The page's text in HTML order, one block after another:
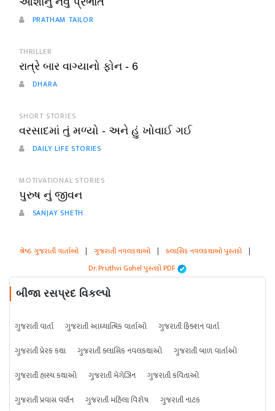
PRATHAM TAILOR
THRILLER
રાત્રે બાર વાગ્યાનો ફોન - 6
DHARA
SHORT STORIES
વરસાદમાં તું મળ્યો - અને હું ખોવાઈ ગઈ
DAILY LIFE STORIES
MOTIVATIONAL STORIES
પુરુષ નું જીવન
SANJAY SHETH
શ્રેષ્ઠ ગુજરાતી વાર્તાઓ | ગુજરાતી નવલકથાઓ | ક્લાસિક નવલકથાઓ પુસ્તકો |
Dr. Pruthvi Gohel પુસ્તકો PDF
બીજા રસપ્રદ વિકલ્પો
ગુજરાતી વાર્તા ગુજરાતી આધ્યાત્મિક વાર્તાઓ
ગુજરાતી ફિક્શન વાર્તા
ગુજરાતી પ્રેરક કથા
ગુજરાતી ક્લાસિક નવલકથાઓ
ગુજરાતી બાળ વાર્તાઓ
ગુજરાતી હાસ્ય કથાઓ
ગુજરાતી મેગેઝિન
ગુજરાતી કવિતાઓ
ગુજરાતી પ્રવાસ વર્ણન
ગુજરાતી મહિલા વિશેષ
ગુજરાતી નાટક